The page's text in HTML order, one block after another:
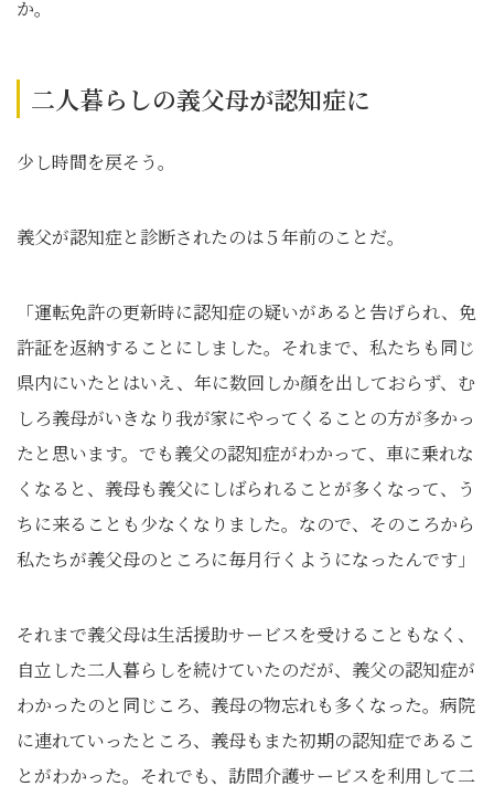
か。
二人暮らしの義父母が認知症に
少し時間を戻そう。
義父が認知症と診断されたのは５年前のことだ。
「運転免許の更新時に認知症の疑いがあると告げられ、免
許証を返納することにしました。それまで、私たちも同じ
県内にいたとはいえ、年に数回しか顔を出しておらず、む
しろ義母がいきなり我が家にやってくることの方が多かっ
たと思います。でも義父の認知症がわかって、車に乗れな
くなると、義母も義父にしばられることが多くなって、う
ちに来ることも少なくなりました。なので、そのころから
私たちが義父母のところに毎月行くようになったんです」
それまで義父母は生活援助サービスを受けることもなく、
自立した二人暮らしを続けていたのだが、義父の認知症が
わかったのと同じころ、義母の物忘れも多くなった。病院
に連れていったところ、義母もまた初期の認知症であるこ
とがわかった。それでも、訪問介護サービスを利用して二